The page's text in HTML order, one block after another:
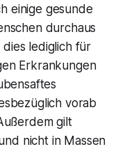
einige gesunde
durchaus
lediglich für
Erkrankungen
vorab
gilt
nicht in Massen